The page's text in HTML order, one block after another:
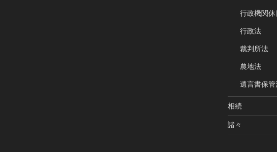
行政機関休
行政法
裁判所法
農地法
遺言書保管
相続
諸々